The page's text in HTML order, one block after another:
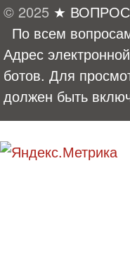
© 2025 ★
По всем
Адрес
ботов. Для
должен быть